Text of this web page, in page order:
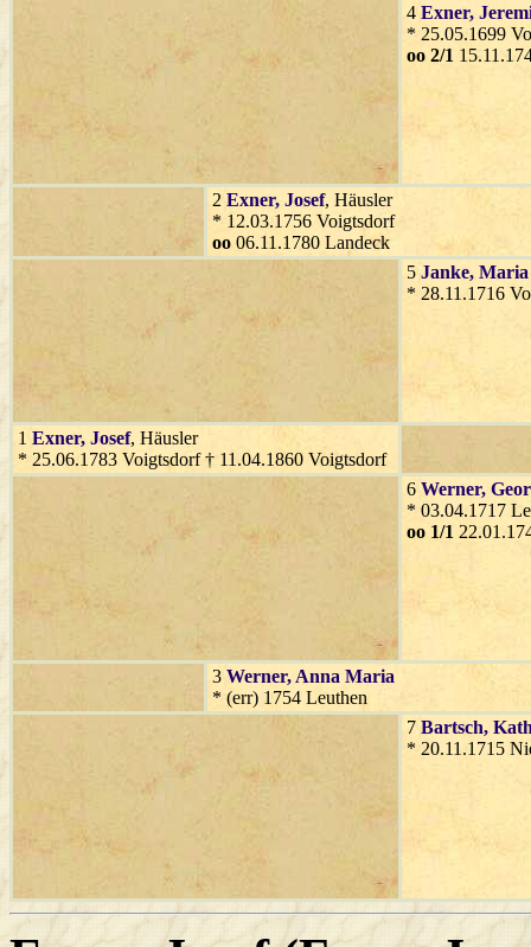
4 Exner,
* 25.05.1699
oo 2/1
2 Exner, Josef, Häusler
* 12.03.1756 Voigtsdorf
oo 06.11.1780 Landeck
5 Janke, Maria
* 28.11.1716
1 Exner, Josef, Häusler
* 25.06.1783 Voigtsdorf † 11.04.1860 Voigtsdorf
6 Werner,
* 03.04.1717
oo 1/1
3 Werner, Anna Maria
* (err) 1754 Leuthen
7 Bartsch,
* 20.11.1715